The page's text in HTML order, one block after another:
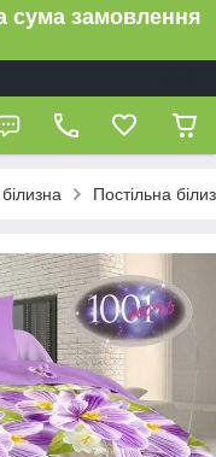
сума замовлення
Постільна